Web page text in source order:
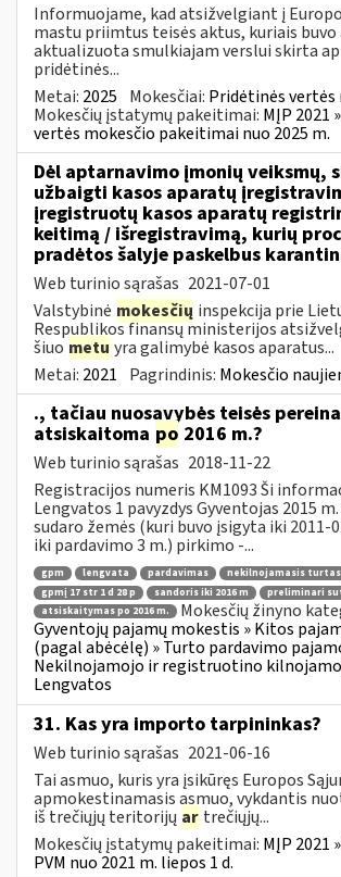
Informuojame, kad atsižvelgiant į
mastu priimtus teisės aktus, kuriais
aktualizuota smulkiajam verslui skirta
pridėtinės...
Metai: 2025 Mokesčiai: Pridėtinės
Mokesčių įstatymų pakeitimai: MĮP 2021
vertės mokesčio pakeitimai nuo 2025 m.
Dėl aptarnavimo įmonių veiksmų,
užbaigti kasos aparatų
įregistruotų kasos aparatų
keitimą / išregistravimą, kurių
pradėtos šalyje paskelbus
Web turinio sąrašas 2021-07-01
Valstybinė mokesčių inspekcija prie
Respublikos finansų ministerijos
šiuo metu yra galimybė kasos aparatus...
Metai: 2021 Pagrindinis: Mokesčio
., tačiau nuosavybės teisės pereina
atsiskaitoma po 2016 m.?
Web turinio sąrašas 2018-11-22
Registracijos numeris KM1093 Ši
Lengvatos 1 pavyzdys Gyventojas 2015
sudaro žemės (kuri buvo įsigyta iki 2011-
iki pardavimo 3 m.) pirkimo -...
gpm lengvata pardavimas
nekilnojamasis turtas
gpmį 17 str 1 d 28 p
sandoris iki 2016 m
preliminari
atsiskaitymas po 2016 m.
Mokesčių žinyno
Gyventojų pajamų mokestis » Kitos
(pagal abėcėlę) » Turto pardavimo
Nekilnojamojo ir registruotino
Lengvatos
31. Kas yra importo tarpininkas?
Web turinio sąrašas 2021-06-16
Tai asmuo, kuris yra įsikūręs Europos
apmokestinamasis asmuo, vykdantis
iš trečiųjų teritorijų ar trečiųjų...
Mokesčių įstatymų pakeitimai: MĮP 2021
PVM nuo 2021 m. liepos 1 d.